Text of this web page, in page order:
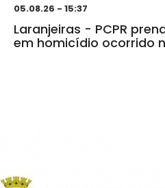
05.08.26 - 15:37
Laranjeiras - PCPR
em homicídio ocorrido